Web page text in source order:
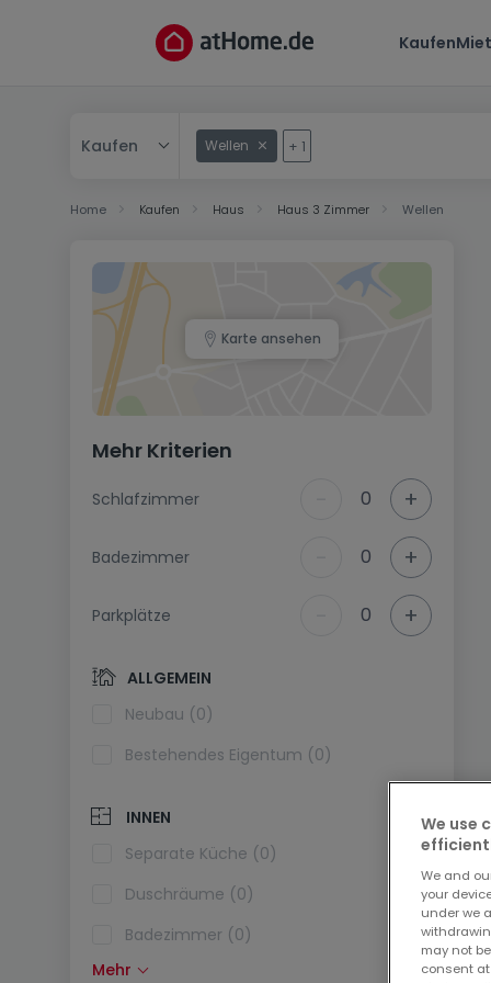
Kaufen
Kaufen Wellen + 1
Home Kaufen Haus Haus 3 Zimmer Wellen
Karte ansehen
Mehr Kriterien
Schlafzimmer 0 +
Badezimmer 0 +
Parkplätze 0 +
ALLGEMEIN
Neubau (0)
Bestehendes Eigentum (0)
INNEN
Separate Küche (0)
Duschräume (0)
Badezimmer (0)
Einbauküche (0)
Mehr
We use
We and
your
under we
may not
consent